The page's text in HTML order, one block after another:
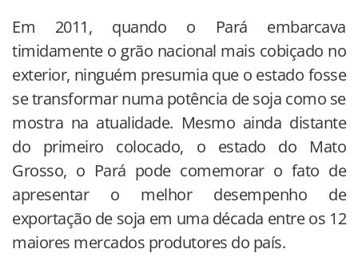
Em 2011, quando o Pará embarcava
timidamente o grão nacional mais cobiçado no
exterior, ninguém presumia que o estado fosse
se transformar numa potência de soja como se
mostra na atualidade. Mesmo ainda distante
do primeiro colocado, o estado do Mato
Grosso, o Pará pode comemorar o fato de
apresentar o melhor desempenho de
exportação de soja em uma década entre os 12
maiores mercados produtores do país.